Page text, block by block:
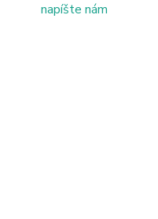
napíšte nám